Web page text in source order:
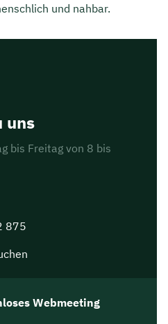
und nahbar.
uns
bis Freitag von 8 bis
875
Webmeeting